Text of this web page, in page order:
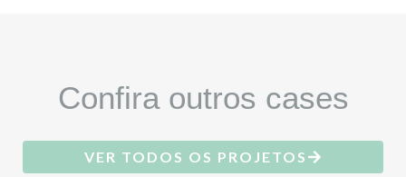
Confira outros cases
VER TODOS OS PROJETOS